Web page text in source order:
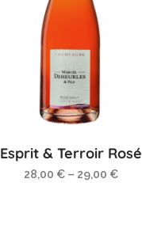
Esprit & Terroir Rosé
28,00 €– 29,00 €